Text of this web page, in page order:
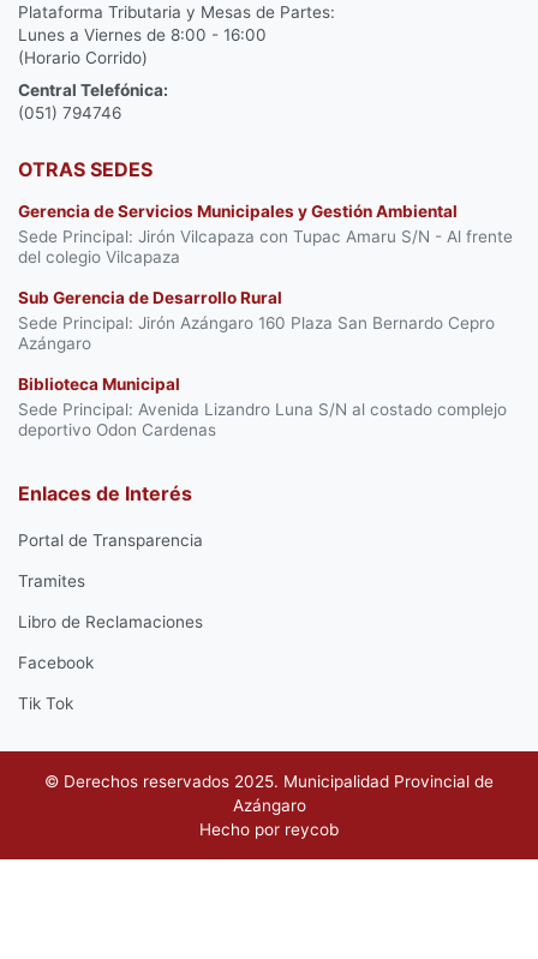
Plataforma Tributaria y Mesas de Partes:
Lunes a Viernes de 8:00 - 16:00
(Horario Corrido)
Central Telefónica:
(051) 794746
OTRAS SEDES
Gerencia de Servicios Municipales y Gestión Ambiental
Sede Principal: Jirón Vilcapaza con Tupac Amaru S/N - Al frente
del colegio Vilcapaza
Sub Gerencia de Desarrollo Rural
Sede Principal: Jirón Azángaro 160 Plaza San Bernardo Cepro
Azángaro
Biblioteca Municipal
Sede Principal: Avenida Lizandro Luna S/N al costado complejo
deportivo Odon Cardenas
Enlaces de Interés
Portal de Transparencia
Tramites
Libro de Reclamaciones
Facebook
Tik Tok
© Derechos reservados 2025. Municipalidad Provincial de
Azángaro
Hecho por reycob